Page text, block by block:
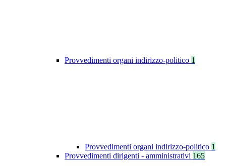
Provvedimenti organi indirizzo-politico 1
Provvedimenti organi indirizzo-politico 1
Provvedimenti dirigenti - amministrativi 165